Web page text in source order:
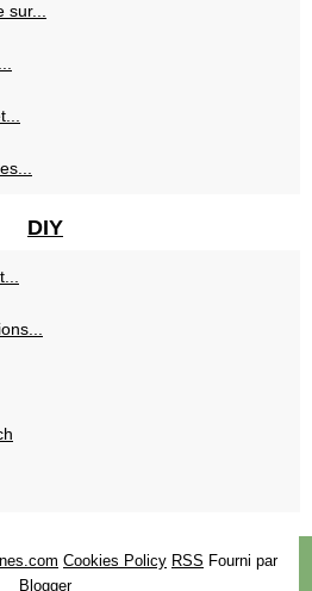
sur...
DIY
Cookies Policy RSS Fourni par
Blogger